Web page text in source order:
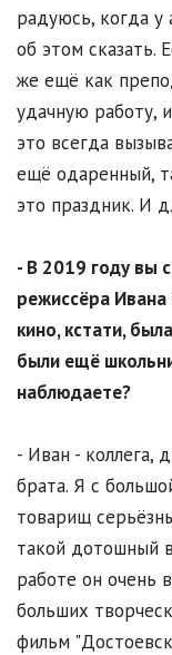
радуюсь, когда у
об этом сказать.
же ещё как
удачную работу,
это всегда
ещё одаренный,
это праздник. И
- В 2019 году вы
режиссёра
кино, кстати,
были ещё
наблюдаете?
- Иван - коллега,
брата. Я с
товарищ
такой дотошный
работе он очень
больших
фильм